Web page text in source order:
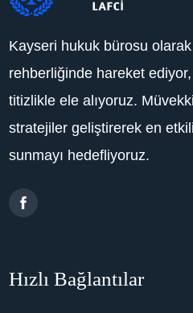
Kayseri hukuk bürosu
rehberliğinde hareket ediyor,
titizlikle ele alıyoruz.
stratejiler geliştirerek en
sunmayı hedefliyoruz.
Hızlı Bağlantılar